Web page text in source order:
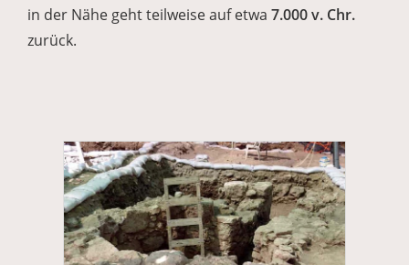
in der Nähe geht teilweise auf etwa 7.000 v. Chr.
zurück.